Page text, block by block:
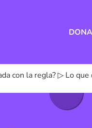
con la regla? ▷ Lo